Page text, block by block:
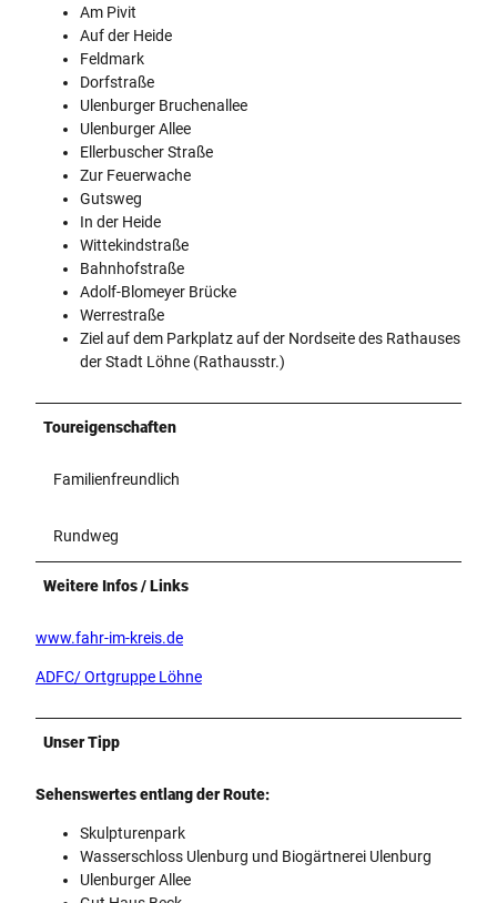
Am Pivit
Auf der Heide
Feldmark
Dorfstraße
Ulenburger Bruchenallee
Ulenburger Allee
Ellerbuscher Straße
Zur Feuerwache
Gutsweg
In der Heide
Wittekindstraße
Bahnhofstraße
Adolf-Blomeyer Brücke
Werrestraße
Ziel auf dem Parkplatz auf der Nordseite des Rathauses
der Stadt Löhne (Rathausstr.)
Toureigenschaften
Familienfreundlich
Rundweg
Weitere Infos / Links
www.fahr-im-kreis.de
ADFC/ Ortgruppe Löhne
Unser Tipp
Sehenswertes entlang der Route:
Skulpturenpark
Wasserschloss Ulenburg und Biogärtnerei Ulenburg
Ulenburger Allee